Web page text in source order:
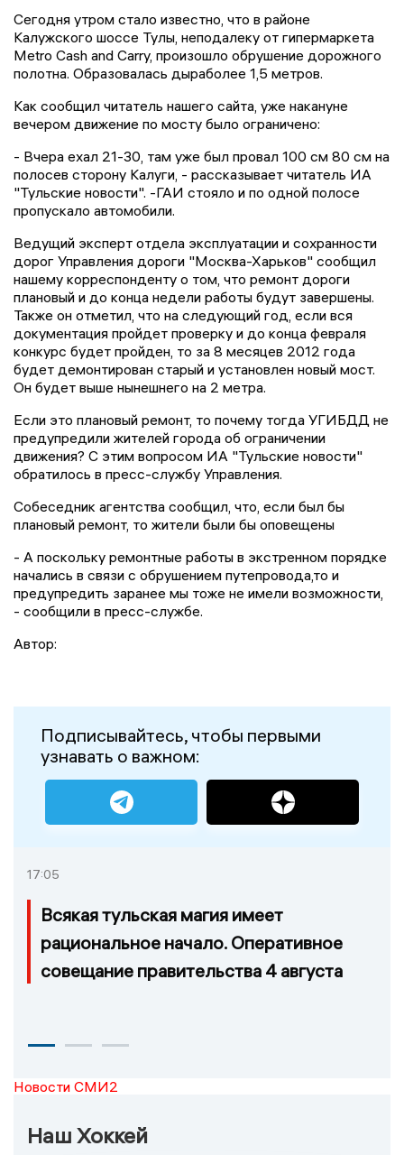
Сегодня утром стало известно, что в районе
Калужского шоссе Тулы, неподалеку от гипермаркета
Metro Cash and Carry, произошло обрушение дорожного
полотна. Образовалась дыраболее 1,5 метров.
Как сообщил читатель нашего сайта, уже накануне
вечером движение по мосту было ограничено:
- Вчера ехал 21-30, там уже был провал 100 см 80 см на
полосев сторону Калуги, - рассказывает читатель ИА
"Тульские новости". -ГАИ стояло и по одной полосе
пропускало автомобили.
Ведущий эксперт отдела эксплуатации и сохранности
дорог Управления дороги "Москва-Харьков" сообщил
нашему корреспонденту о том, что ремонт дороги
плановый и до конца недели работы будут завершены.
Также он отметил, что на следующий год, если вся
документация пройдет проверку и до конца февраля
конкурс будет пройден, то за 8 месяцев 2012 года
будет демонтирован старый и установлен новый мост.
Он будет выше нынешнего на 2 метра.
Если это плановый ремонт, то почему тогда УГИБДД не
предупредили жителей города об ограничении
движения? С этим вопросом ИА "Тульские новости"
обратилось в пресс-службу Управления.
Собеседник агентства сообщил, что, если был бы
плановый ремонт, то жители были бы оповещены
- А поскольку ремонтные работы в экстренном порядке
начались в связи с обрушением путепровода,то и
предупредить заранее мы тоже не имели возможности,
- сообщили в пресс-службе.
Автор:
Подписывайтесь, чтобы первыми
узнавать о важном:
17:05
Всякая тульская магия имеет
рациональное начало. Оперативное
совещание правительства 4 августа
Новости СМИ2
Наш Хоккей